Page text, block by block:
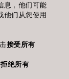
访问
息，他们可能
他们从您使用
接受所有
拒绝所有